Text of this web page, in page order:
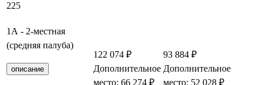
225
1А - 2-местная
(средняя палуба)
описание
122 074 ₽
Дополнительное
место: 66 274 ₽
93 884 ₽
Дополнительное
место: 52 028 ₽